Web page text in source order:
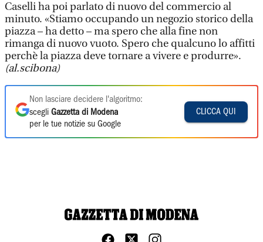
Caselli ha poi parlato di nuovo del commercio al
minuto. «Stiamo occupando un negozio storico della
piazza – ha detto – ma spero che alla fine non
rimanga di nuovo vuoto. Spero che qualcuno lo affitti
perchè la piazza deve tornare a vivere e produrre».
(al.scibona)
Non lasciare decidere l'algoritmo:
scegli Gazzetta di Modena
per le tue notizie su Google
CLICCA QUI